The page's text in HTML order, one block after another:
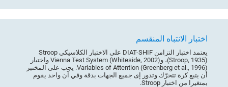
اختبار الانتباه المنقسم
يعتمد اختبار التزامن DIAT-SHIF على الاختبار الكلاسيكي Stroop
(Stroop, 1935)، وVienna Test System (Whiteside, 2002) واختبار
Variables of Attention (Greenberg et al., 1996). يجب على المختبر
أن يتبع كرة تتحرّك وتدور إى جميع الجهات بدقة وفي آن واحد يقوم
بمتغيرا من اختبار Stroop.